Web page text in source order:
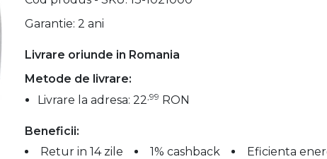
Livrare oriunde in Romania
Metode de livrare:
Livrare la adresa: 22,99 RON
Garantie: 2 ani
Beneficii:
Retur in 14 zile
1% cashback Eficienta